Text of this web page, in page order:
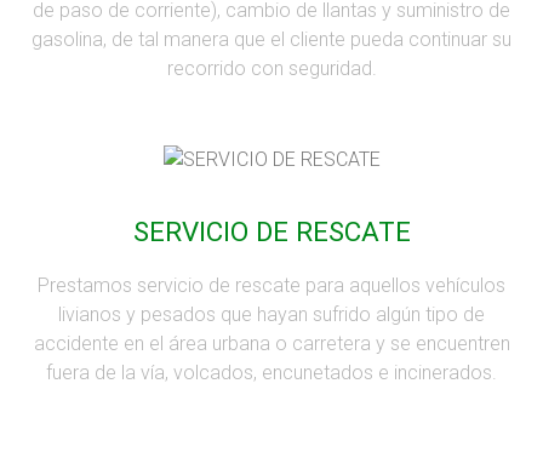
de paso de corriente), cambio de llantas y suministro de
gasolina, de tal manera que el cliente pueda continuar su
recorrido con seguridad.
SERVICIO DE RESCATE
Prestamos servicio de rescate para aquellos vehículos
livianos y pesados que hayan sufrido algún tipo de
accidente en el área urbana o carretera y se encuentren
fuera de la vía, volcados, encunetados e incinerados.